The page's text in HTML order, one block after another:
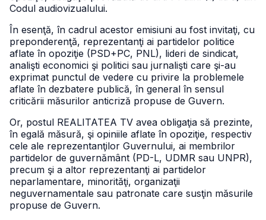
Codul audiovizualului.
În esenţă, în cadrul acestor emisiuni au fost invitaţi, cu
preponderenţă, reprezentanţi ai partidelor politice
aflate în opoziţie (PSD+PC, PNL), lideri de sindicat,
analişti economici şi politici sau jurnalişti care şi-au
exprimat punctul de vedere cu privire la problemele
aflate în dezbatere publică, în general în sensul
criticării măsurilor anticriză propuse de Guvern.
Or, postul REALITATEA TV avea obligaţia să prezinte,
în egală măsură, şi opiniile aflate în opoziţie, respectiv
cele ale reprezentanţilor Guvernului, ai membrilor
partidelor de guvernământ (PD-L, UDMR sau UNPR),
precum şi a altor reprezentanţi ai partidelor
neparlamentare, minorităţi, organizaţii
neguvernamentale sau patronate care susţin măsurile
propuse de Guvern.